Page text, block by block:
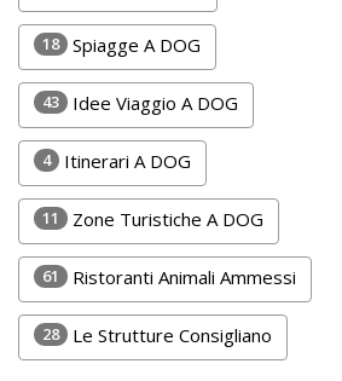
A
DOG
INFO
A
DOG
CHIEDI
18 Spiagge A DOG
43 Idee Viaggio A DOG
4 Itinerari A DOG
11 Zone Turistiche A DOG
61 Ristoranti Animali Ammessi
28 Le Strutture Consigliano